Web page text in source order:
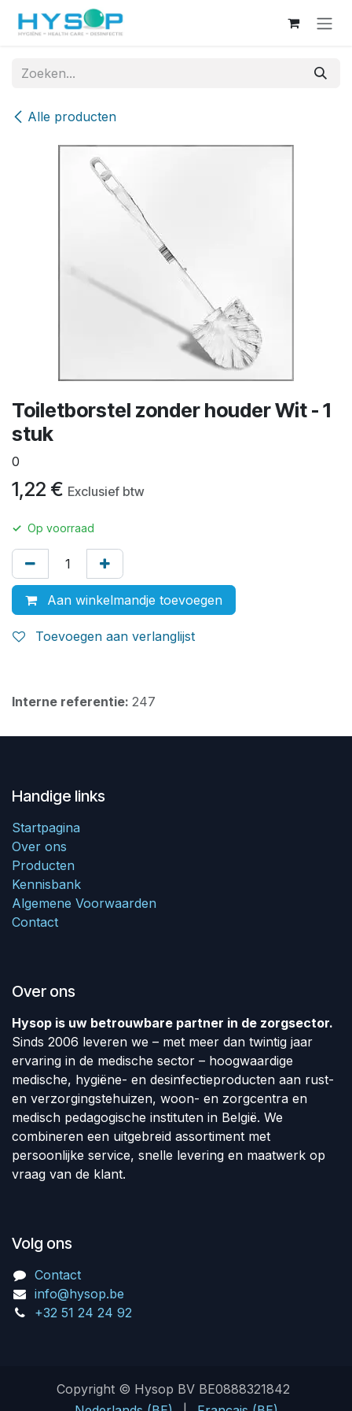
Overslaan naar inhoud
Alle producten
Toiletborstel zonder houder Wit - 1
stuk
0
1,22 € Exclusief btw
✓ Op voorraad
Aan winkelmandje toevoegen
Toevoegen aan verlanglijst
Interne referentie: 247
Handige links
Startpagina
Over ons
Producten
Kennisbank
Algemene Voorwaarden
Contact
Over ons
Hysop is uw betrouwbare partner in de zorgsector.
Sinds 2006 leveren we – met meer dan twintig jaar
ervaring in de medische sector – hoogwaardige
medische, hygiëne- en desinfectieproducten aan rust-
en verzorgingstehuizen, woon- en zorgcentra en
medisch pedagogische instituten in België. We
combineren een uitgebreid assortiment met
persoonlijke service, snelle levering en maatwerk op
vraag van de klant.
Volg ons
Contact
info@hysop.be
+32 51 24 24 92
Copyright © Hysop BV BE0888321842